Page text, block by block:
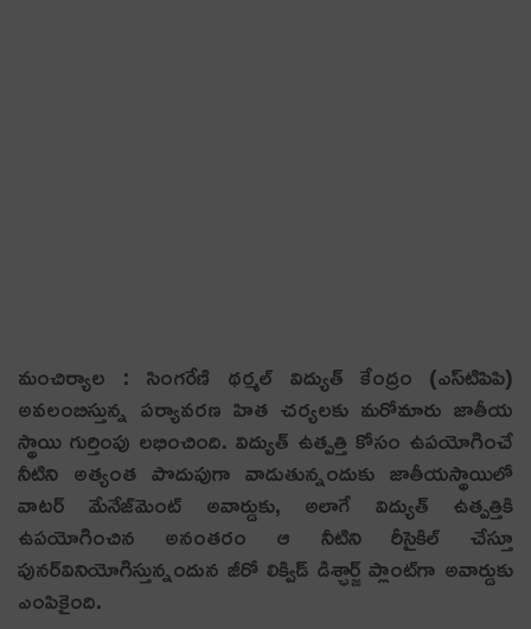
మంచిర్యాల : సింగరేణి థర్మల్‌ విద్యుత్‌ కేంద్రం (ఎస్‌టిపిపి)
అవలంబిస్తున్న పర్యావరణ హిత చర్యలకు మరోమారు జాతీయ
స్థాయి గుర్తింపు లభించింది. విద్యుత్‌ ఉత్పత్తి కోసం ఉపయోగించే
నీటిని అత్యంత పొదుపుగా వాడుతున్నందుకు జాతీయస్థాయిలో
వాటర్‌ మేనేజ్‌మెంట్‌ అవార్డుకు, అలాగే విద్యుత్‌ ఉత్పత్తికి
ఉపయోగించిన అనంతరం ఆ నీటిని రీసైకిల్‌ చేస్తూ
పునర్‌వినియోగిస్తున్నందున జీరో లిక్విడ్‌ డిశ్ఛార్జ్‌ ప్లాంట్‌గా అవార్డుకు
ఎంపికైంది.